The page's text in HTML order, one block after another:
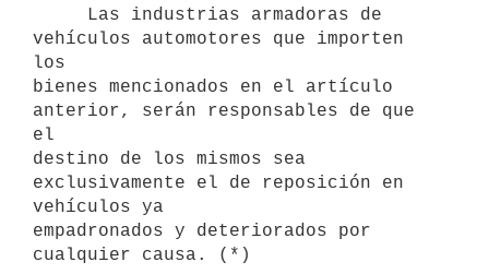
vehículos automotores que importen
los
bienes mencionados en el artículo
anterior, serán responsables de que
el
destino de los mismos sea
exclusivamente el de reposición en
vehículos ya
empadronados y deteriorados por